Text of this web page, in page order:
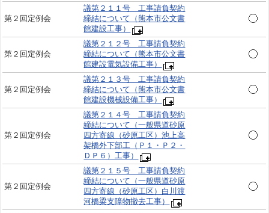
第２回定例会
議第２１１号 工事請負契約
締結について（熊本市公文書
館建設工事）
第２回定例会
議第２１２号 工事請負契約
締結について（熊本市公文書
館建設電気設備工事）
第２回定例会
議第２１３号 工事請負契約
締結について（熊本市公文書
館建設機械設備工事）
第２回定例会
議第２１４号 工事請負契約
締結について（一般県道砂原
四方寄線（砂原工区）池上高
架橋外下部工（Ｐ１・Ｐ２・
ＤＰ６）工事）
第２回定例会
議第２１５号 工事請負契約
締結について（一般県道砂原
四方寄線（砂原工区）白川渡
河橋梁支障物撤去工事）